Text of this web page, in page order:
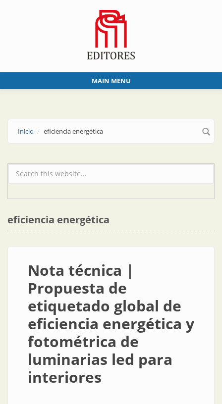
MAIN MENU
Inicio eficiencia energética
Formulario de búsqueda
eficiencia energética
Nota técnica |
Propuesta de
etiquetado global de
eficiencia energética y
fotométrica de
luminarias led para
interiores